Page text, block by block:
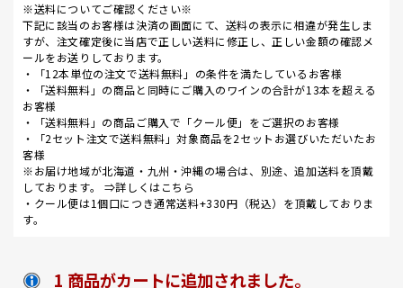
※送料についてご確認ください※
下記に該当のお客様は決済の画面にて、送料の表示に相違が発生しま
すが、注文確定後に当店で正しい送料に修正し、正しい金額の確認メ
ールをお送りしております。
・「12本単位の注文で送料無料」の条件を満たしているお客様
・「送料無料」の商品と同時にご購入のワインの合計が13本を超える
お客様
・「送料無料」の商品ご購入で「クール便」をご選択のお客様
・「2セット注文で送料無料」対象商品を2セットお選びいただいたお
客様
※お届け地域が北海道・九州・沖縄の場合は、別途、追加送料を頂戴
しております。 ⇒詳しくはこちら
・クール便は1個口につき通常送料+330円（税込）を頂戴しておりま
す。
1 商品がカートに追加されました。